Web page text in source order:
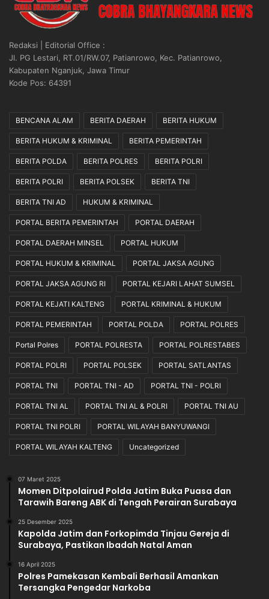
Redaksi | Editorial Office :
Jl. PG Lestari, RT.01/RW.07, Patianrowo, Kec. Patianrowo,
Kabupaten Nganjuk, Jawa Timur
Kode Pos: 64391
BENCANA ALAM BERITA DAERAH BERITA HUKUM
BERITA HUKUM & KRIMINAL BERITA PEMERINTAH
BERITA POLDA BERITA POLRES BERITA POLRI
BERITA POLRI BERITA POLSEK BERITA TNI
BERITA TNI AD HUKUM & KRIMINAL
PORTAL BERITA PEMERINTAH PORTAL DAERAH
PORTAL DAERAH MINSEL PORTAL HUKUM
PORTAL HUKUM & KRIMINAL PORTAL JAKSA AGUNG
PORTAL JAKSA AGUNG RI PORTAL KEJARI LAHAT SUMSEL
PORTAL KEJATI KALTENG PORTAL KRIMINAL & HUKUM
PORTAL PEMERINTAH PORTAL POLDA PORTAL POLRES
Portal Polres PORTAL POLRESTA PORTAL POLRESTABES
PORTAL POLRI PORTAL POLSEK PORTAL SATLANTAS
PORTAL TNI PORTAL TNI - AD PORTAL TNI - POLRI
PORTAL TNI AL PORTAL TNI AL & POLRI PORTAL TNI AU
PORTAL TNI POLRI PORTAL WILAYAH BANYUWANGI
PORTAL WILAYAH KALTENG Uncategorized
07 Maret 2025
Momen Ditpolairud Polda Jatim Buka Puasa dan
Tarawih Bareng ABK di Tengah Perairan Surabaya
25 Desember 2025
Kapolda Jatim dan Forkopimda Tinjau Gereja di
Surabaya, Pastikan Ibadah Natal Aman
16 April 2025
Polres Pamekasan Kembali Berhasil Amankan
Tersangka Pengedar Narkoba